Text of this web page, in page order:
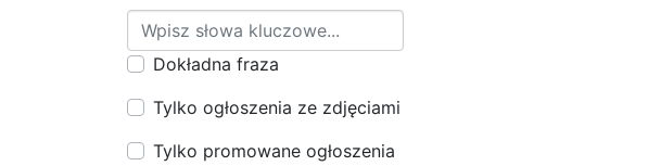
Dokładna fraza
Tylko ogłoszenia ze zdjęciami
Tylko promowane ogłoszenia